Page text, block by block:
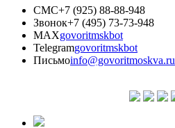
СМС+7 (925) 88-88-948
Звонок+7 (495) 73-73-948
MAXgovoritmskbot
Telegramgovoritmskbot
Письмоinfo@govoritmoskva.ru